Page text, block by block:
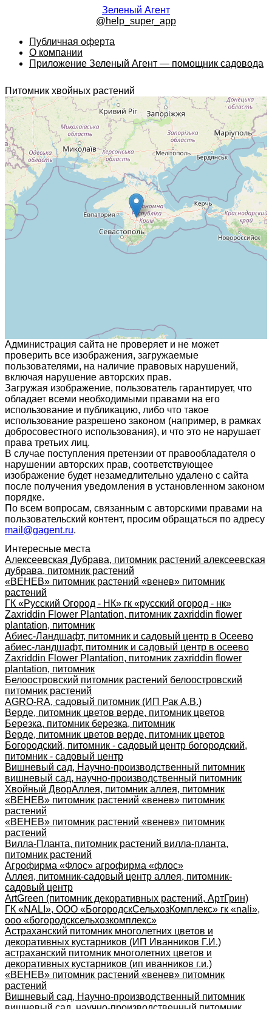
Зеленый Агент
@help_super_app
Публичная оферта
О компании
Приложение Зеленый Агент — помощник садовода
Питомник хвойных растений
Администрация сайта не проверяет и не может
проверить все изображения, загружаемые
пользователями, на наличие правовых нарушений,
включая нарушение авторских прав.
Загружая изображение, пользователь гарантирует, что
обладает всеми необходимыми правами на его
использование и публикацию, либо что такое
использование разрешено законом (например, в рамках
добросовестного использования), и что это не нарушает
права третьих лиц.
В случае поступления претензии от правообладателя о
нарушении авторских прав, соответствующее
изображение будет незамедлительно удалено с сайта
после получения уведомления в установленном законом
порядке.
По всем вопросам, связанным с авторскими правами на
пользовательский контент, просим обращаться по адресу
mail@gagent.ru.
Интересные места
Алексеевская Дубрава, питомник растений алексеевская
дубрава, питомник растений
«ВЕНЕВ» питомник растений «венев» питомник
растений
ГК «Русский Огород - НК» гк «русский огород - нк»
Zaxriddin Flower Plantation, питомник zaxriddin flower
plantation, питомник
Абиес-Ландшафт, питомник и садовый центр в Осеево
абиес-ландшафт, питомник и садовый центр в осеево
Zaxriddin Flower Plantation, питомник zaxriddin flower
plantation, питомник
Белоостровский питомник растений белоостровский
питомник растений
AGRO-RA, садовый питомник (ИП Рак А.В.)
Верде, питомник цветов верде, питомник цветов
Березка, питомник березка, питомник
Верде, питомник цветов верде, питомник цветов
Богородский, питомник - садовый центр богородский,
питомник - садовый центр
Вишневый сад, Научно-производственный питомник
вишневый сад, научно-производственный питомник
Хвойный ДворАллея, питомник аллея, питомник
«ВЕНЕВ» питомник растений «венев» питомник
растений
«ВЕНЕВ» питомник растений «венев» питомник
растений
Вилла-Планта, питомник растений вилла-планта,
питомник растений
Агрофирма «Флос» агрофирма «флос»
Аллея, питомник-садовый центр аллея, питомник-
садовый центр
ArtGreen (питомник декоративных растений, АртГрин)
ГК «NALI», ООО «БогородскСельхозКомплекс» гк «nali»,
ооо «богородсксельхозкомплекс»
Астраханский питомник многолетних цветов и
декоративных кустарников (ИП Иванников Г.И.)
астраханский питомник многолетних цветов и
декоративных кустарников (ип иванников г.и.)
«ВЕНЕВ» питомник растений «венев» питомник
растений
Вишневый сад, Научно-производственный питомник